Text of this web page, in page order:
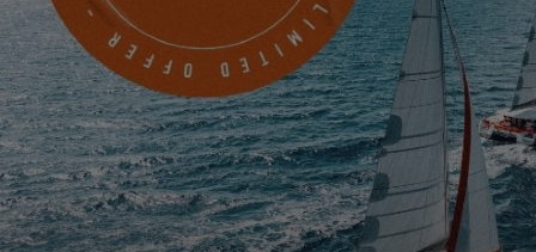
VON 22. JUNI 2026 BIS 31. AUGUST 2026